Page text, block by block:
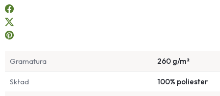
Gramatura 260 g/m²
Skład 100% poliester